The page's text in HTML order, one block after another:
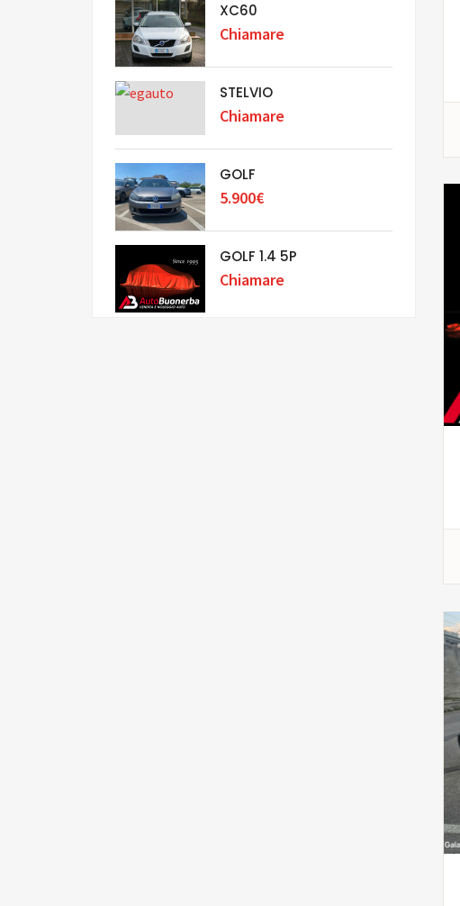
XC60
Chiamare
STELVIO
Chiamare
GOLF
5.900€
GOLF 1.4 5P
Chiamare